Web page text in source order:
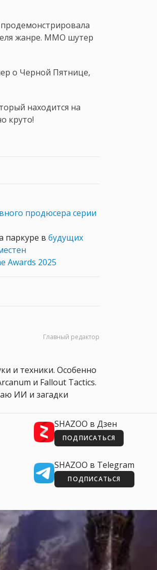
жанре. MMO шутер
о Черной Пятнице,
находится на
круто!
продюсера серии
паркуре в будущих
Awards 2025
Главный редактор
и техники. Особенно
и Fallout Tactics.
ИИ и загадки
SHAZOO в Дзен
ПОДПИСАТЬСЯ
SHAZOO в Telegram
ПОДПИСАТЬСЯ